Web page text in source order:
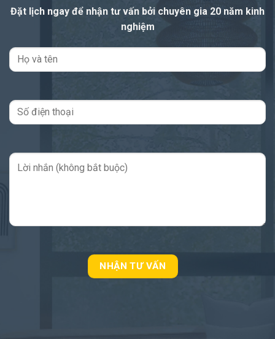
Đặt lịch ngay để nhận tư vấn bởi chuyên gia 20 năm kinh
nghiệm